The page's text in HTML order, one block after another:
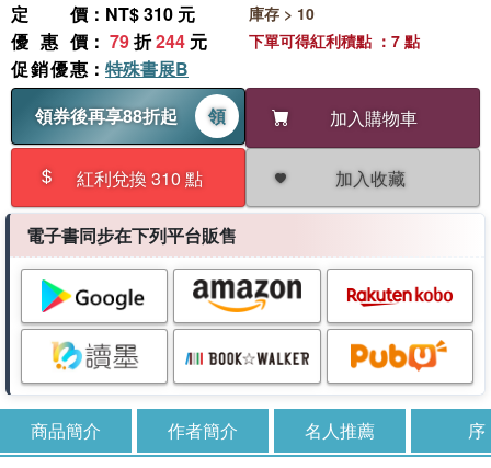
定價 ：NT$ 310 元
優惠價 ： 79折244 元
促銷優惠 ： 特殊書展B
領券後再享88折起
領 加入購物車
紅利兌換 310 點 加入收藏
庫存 > 10
下單可得紅利積點 ：7 點
電子書同步在下列平台販售
商品簡介 作者簡介 名人推薦 序